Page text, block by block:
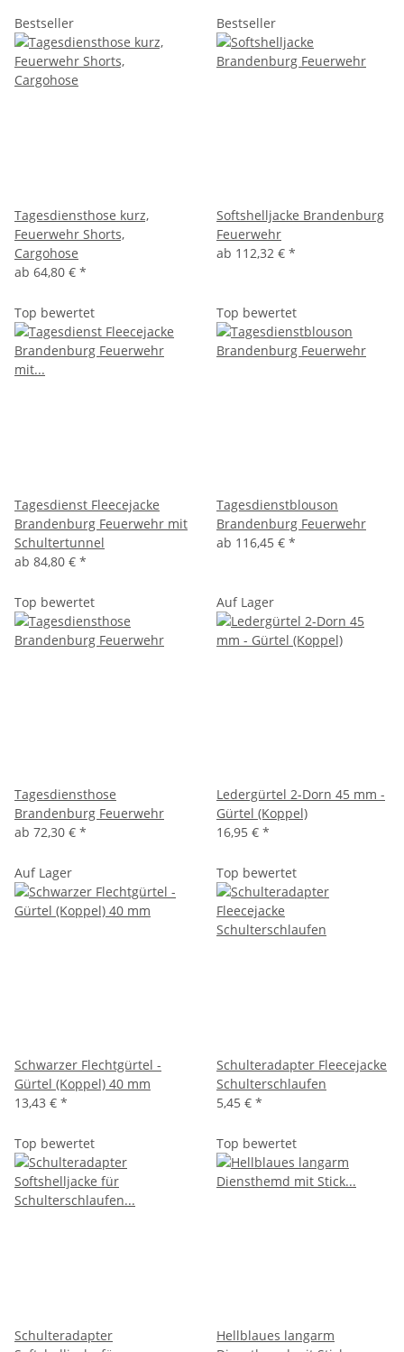
Bestseller
Tagesdiensthose kurz,
Feuerwehr Shorts,
Cargohose
ab 64,80 € *
Bestseller
Softshelljacke Brandenburg
Feuerwehr
ab 112,32 € *
Top bewertet
Tagesdienst Fleecejacke
Brandenburg Feuerwehr mit
Schultertunnel
ab 84,80 € *
Top bewertet
Tagesdienstblouson
Brandenburg Feuerwehr
ab 116,45 € *
Top bewertet
Tagesdiensthose
Brandenburg Feuerwehr
ab 72,30 € *
Auf Lager
Ledergürtel 2-Dorn 45 mm -
Gürtel (Koppel)
16,95 € *
Auf Lager
Schwarzer Flechtgürtel -
Gürtel (Koppel) 40 mm
13,43 € *
Top bewertet
Schulteradapter Fleecejacke
Schulterschlaufen
5,45 € *
Top bewertet
Schulteradapter
Top bewertet
Hellblaues langarm